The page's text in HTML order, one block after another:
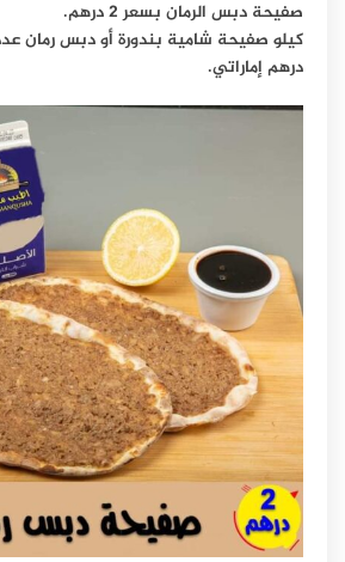
صفيحة دبس الرمان بسعر 2 درهم.
درهم إماراتي.